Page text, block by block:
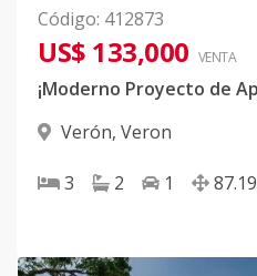
Código: 412873
US$ 133,000 VENTA
Verón, Veron
3 2 1 87.19